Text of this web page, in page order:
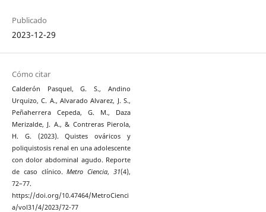
Publicado
2023-12-29
Cómo citar
Calderón Pasquel, G. S., Andino
Urquizo, C. A., Alvarado Alvarez, J. S.,
Peñaherrera Cepeda, G. M., Daza
Merizalde, J. A., & Contreras Pierola,
H. G. (2023). Quistes ováricos y
poliquistosis renal en una adolescente
con dolor abdominal agudo. Reporte
de caso clínico.Metro Ciencia, 31(4),
72–77.
https://doi.org/10.47464/MetroCienci
a/vol31/4/2023/72-77